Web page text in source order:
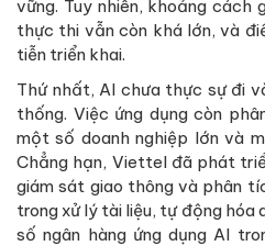
vững. Tuy nhiên, khoảng
thực thi vẫn còn khá lớn, và
tiễn triển khai.
Thứ nhất, AI chưa thực sự đi
thống. Việc ứng dụng còn
một số doanh nghiệp lớn và
Chẳng hạn, Viettel đã phát
giám sát giao thông và phân
trong xử lý tài liệu, tự động hóa
số ngân hàng ứng dụng AI